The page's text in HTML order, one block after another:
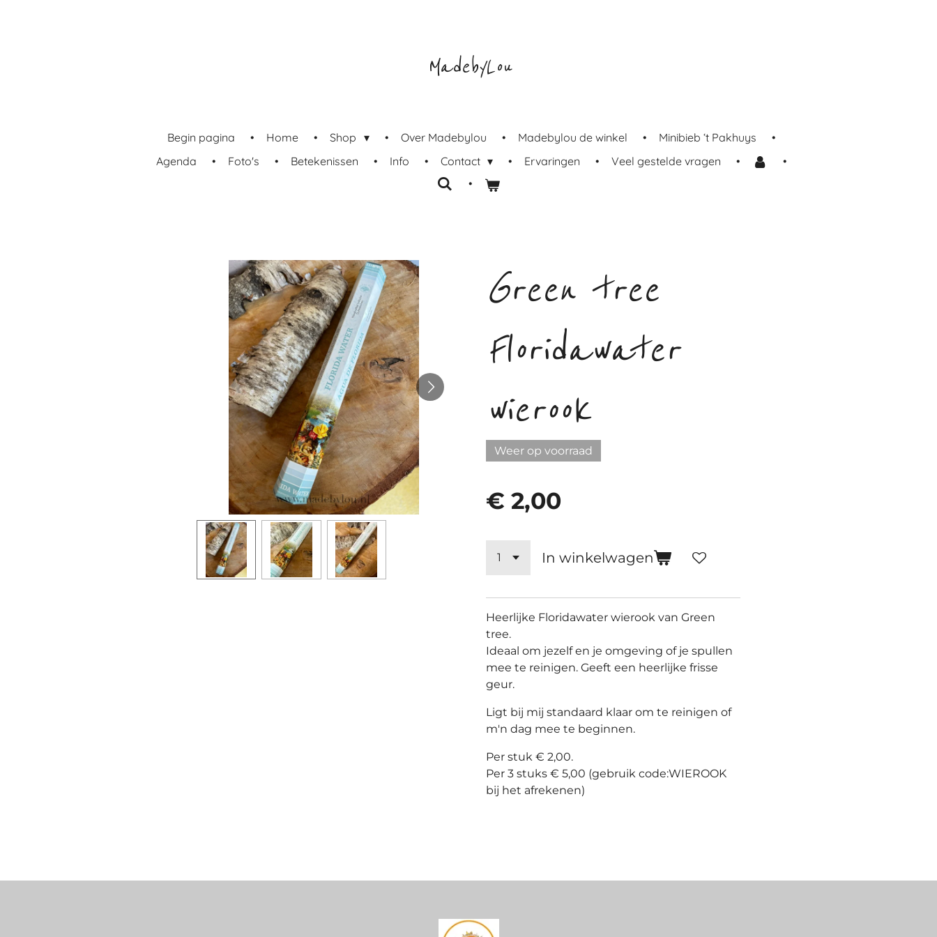
MadebyLou
Begin pagina Home Shop Over Madebylou Madebylou de winkel
Minibieb ‘t Pakhuys
Agenda
Foto's Betekenissen Info Contact Ervaringen Veel gestelde vragen
Green tree
Floridawater
wierook
Weer op voorraad
€ 2,00
In winkelwagen
Heerlijke Floridawater wierook van Green
tree.
Ideaal om jezelf en je omgeving of je spullen
mee te reinigen. Geeft een heerlijke frisse
geur.
Ligt bij mij standaard klaar om te reinigen of
m'n dag mee te beginnen.
Per stuk € 2,00.
Per 3 stuks € 5,00 (gebruik code:WIEROOK
bij het afrekenen)